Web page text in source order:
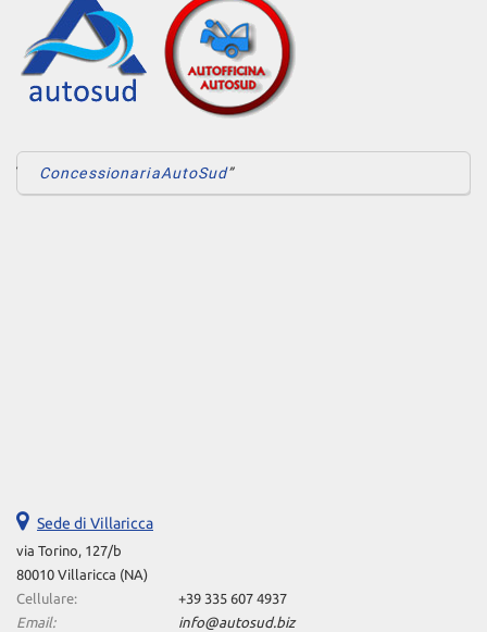
ConcessionariaAutoSud
Sede di Villaricca
via Torino, 127/b
80010 Villaricca (NA)
Cellulare:
+39 335 607 4937
Email:
info@autosud.biz